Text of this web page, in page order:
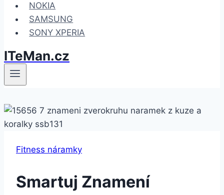
NOKIA
SAMSUNG
SONY XPERIA
ITeMan.cz
Fitness náramky
Smartuj Znamení